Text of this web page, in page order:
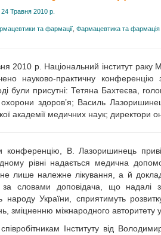
Травня 2010 р.
та фармації Фармацевтика та фармація
2010 р. Національний інститут раку
науково-практичну
були присутні: Тетяна Бахтеєва,
охорони здоров’я; Василь
академії медичних наук; директори
конференцію, В. Лазоришинець
рівні надається медична
лише належне лікування, а й
словами доповідача, що надалі
народу України, сприятимуть
зміцненню міжнародного авторитету
Інституту від